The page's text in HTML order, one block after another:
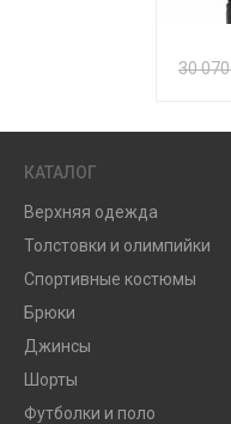
30 070
КАТАЛОГ
Верхняя одежда
Толстовки и олимпийки
Спортивные костюмы
Брюки
Джинсы
Шорты
Футболки и поло